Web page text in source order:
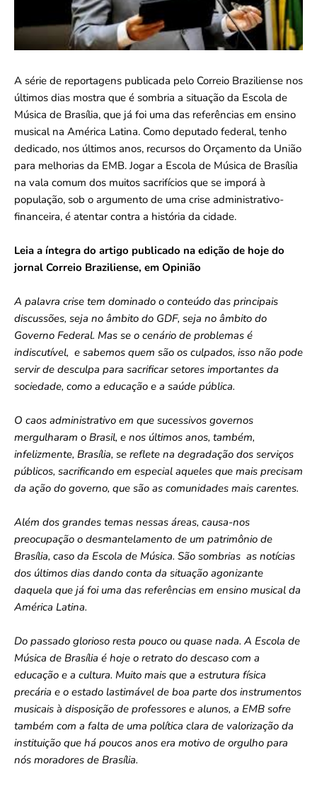
A série de reportagens publicada pelo Correio Braziliense nos
últimos dias mostra que é sombria a situação da Escola de
Música de Brasília, que já foi uma das referências em ensino
musical na América Latina. Como deputado federal, tenho
dedicado, nos últimos anos, recursos do Orçamento da União
para melhorias da EMB. Jogar a Escola de Música de Brasília
na vala comum dos muitos sacrifícios que se imporá à
população, sob o argumento de uma crise administrativo-
financeira, é atentar contra a história da cidade.
Leia a íntegra do artigo publicado na edição de hoje do
jornal Correio Braziliense, em Opinião
A palavra crise tem dominado o conteúdo das principais
discussões, seja no âmbito do GDF, seja no âmbito do
Governo Federal. Mas se o cenário de problemas é
indiscutível, e sabemos quem são os culpados, isso não pode
servir de desculpa para sacrificar setores importantes da
sociedade, como a educação e a saúde pública.
O caos administrativo em que sucessivos governos
mergulharam o Brasil, e nos últimos anos, também,
infelizmente, Brasília, se reflete na degradação dos serviços
públicos, sacrificando em especial aqueles que mais precisam
da ação do governo, que são as comunidades mais carentes.
Além dos grandes temas nessas áreas, causa-nos
preocupação o desmantelamento de um patrimônio de
Brasília, caso da Escola de Música. São sombrias as notícias
dos últimos dias dando conta da situação agonizante
daquela que já foi uma das referências em ensino musical da
América Latina.
Do passado glorioso resta pouco ou quase nada. A Escola de
Música de Brasília é hoje o retrato do descaso com a
educação e a cultura. Muito mais que a estrutura física
precária e o estado lastimável de boa parte dos instrumentos
musicais à disposição de professores e alunos, a EMB sofre
também com a falta de uma política clara de valorização da
instituição que há poucos anos era motivo de orgulho para
nós moradores de Brasília.